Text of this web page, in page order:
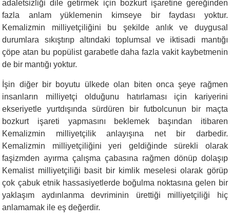
adaletsizliği dile getirmek için bozkurt işaretine gereğinden
fazla anlam yüklemenin kimseye bir faydası yoktur.
Kemalizmin milliyetçiliğini bu şekilde anlık ve duygusal
durumlara sıkıştırıp altındaki toplumsal ve iktisadi mantığı
çöpe atan bu popülist garabetle daha fazla vakit kaybetmenin
de bir mantığı yoktur.
İşin diğer bir boyutu ülkede olan biten onca şeye rağmen
insanların milliyetçi olduğunu hatırlaması için kariyerini
ekseriyetle yurtdışında sürdüren bir futbolcunun bir maçta
bozkurt işareti yapmasını beklemek başından itibaren
Kemalizmin milliyetçilik anlayışına net bir darbedir.
Kemalizmin milliyetçiliğini yeri geldiğinde sürekli olarak
faşizmden ayırma çalışma çabasına rağmen dönüp dolaşıp
Kemalist milliyetçiliği basit bir kimlik meselesi olarak görüp
çok çabuk etnik hassasiyetlerde boğulma noktasına gelen bir
yaklaşım aydınlanma devriminin ürettiği milliyetçiliği hiç
anlamamak ile eş değerdir.